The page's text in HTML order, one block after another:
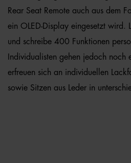
Rear Seat Remote auch aus dem
ein OLED-Display eingesetzt wird.
und schreibe 400 Funktionen
Individualisten gehen jedoch noch
erfreuen sich an individuellen
sowie Sitzen aus Leder in